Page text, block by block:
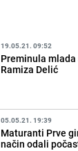
19.05.21. 09:52
Preminula
Ramiza Delić
05.05.21. 19:39
Maturanti Prve
način odali